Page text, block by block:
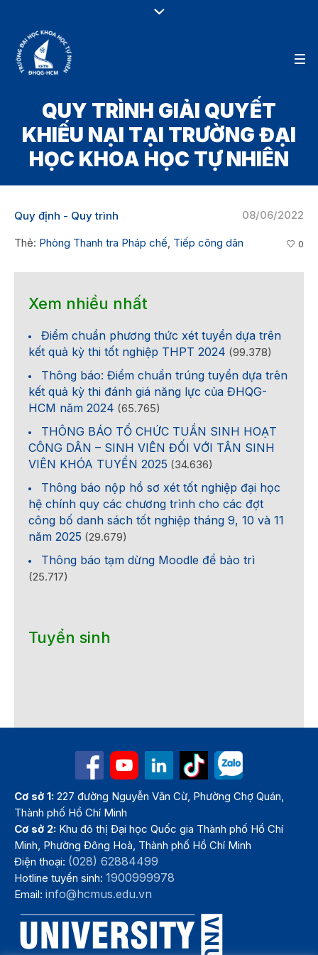
QUY TRÌNH GIẢI QUYẾT
KHIẾU NẠI TẠI TRƯỜNG ĐẠI
HỌC KHOA HỌC TỰ NHIÊN
08/06/2022
Quy định - Quy trình
Thẻ: Phòng Thanh tra Pháp chế, Tiếp công dân 0
Xem nhiều nhất
Điểm chuẩn phương thức xét tuyển dựa trên
kết quả kỳ thi tốt nghiệp THPT 2024 (99.378)
Thông báo: Điểm chuẩn trúng tuyển dựa trên
kết quả kỳ thi đánh giá năng lực của ĐHQG-
HCM năm 2024 (65.765)
THÔNG BÁO TỔ CHỨC TUẦN SINH HOẠT
CÔNG DÂN – SINH VIÊN ĐỐI VỚI TÂN SINH
VIÊN KHÓA TUYỂN 2025 (34.636)
Thông báo nộp hồ sơ xét tốt nghiệp đại học
hệ chính quy các chương trình cho các đợt
công bố danh sách tốt nghiệp tháng 9, 10 và 11
năm 2025 (29.679)
Thông báo tạm dừng Moodle để bảo trì
(25.717)
Tuyển sinh
Cơ sở 1: 227 đường Nguyễn Văn Cừ, Phường Chợ Quán,
Thành phố Hồ Chí Minh
Cơ sở 2: Khu đô thị Đại học Quốc gia Thành phố Hồ Chí
Minh, Phường Đông Hoà, Thành phố Hồ Chí Minh
Điện thoại: (028) 62884499
Hotline tuyển sinh:1900999978
Email:info@hcmus.edu.vn